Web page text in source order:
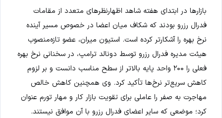
بازارها در ابتدای هفته شاهد اظهارنظرهای متعدد از مقامات
فدرال رزرو بودند که شکاف میان اعضا در خصوص مسیر آینده
نرخ بهره را آشکارتر کرده است. استیون میران، عضو تازه‌منصوب
هیئت مدیره فدرال رزرو توسط دونالد ترامپ، در سخنانی نرخ بهره
فعلی را ۲۰۰ واحد پایه بالاتر از سطح مناسب دانست و بر لزوم
کاهش سریع‌تر نرخ‌ها تأکید کرد. وی همچنین کاهش خالص
مهاجرت به صفر را عاملی برای تقویت بازار کار و مهار تورم عنوان
کرد؛ موضعی که سایر اعضای فدرال رزرو با آن موافق نیستند.